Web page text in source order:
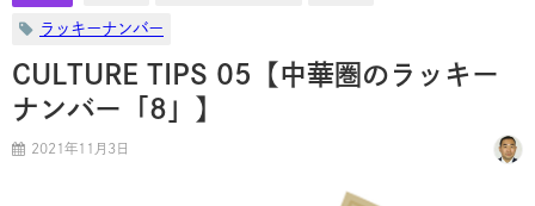
ラッキーナンバー
CULTURE TIPS 05【中華圏のラッキー
ナンバー「8」】
2021年11月3日